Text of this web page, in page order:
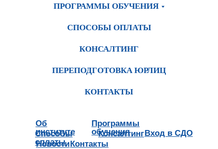
ПРОГРАММЫ ОБУЧЕНИЯ
СПОСОБЫ ОПЛАТЫ
КОНСАЛТИНГ
ПЕРЕПОДГОТОВКА ЮРЛИЦ
КОНТАКТЫ
Об
институте
Программы
обучения
Способы
оплаты
Консалтинг
Новости
Вход в СДО
Контакты